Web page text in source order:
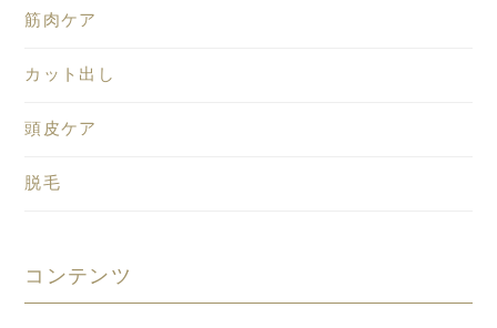
筋肉ケア
カット出し
頭皮ケア
脱毛
コンテンツ